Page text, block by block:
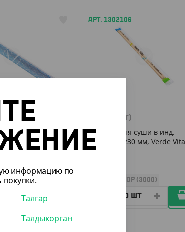
суши в инд.
мм, VerdeVita
(2000)
АРТ. 1302106
/ШТ)
Палочки для суши в инд.
упаковке, 230 мм, Verde Vita
КОР (3000)
информацию по
покупки.
Талгар
Талдыкорган